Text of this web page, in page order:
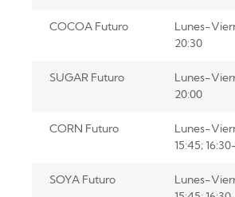
COCOA Futuro
Lunes-
20:30
SUGAR Futuro
Lunes-
20:00
CORN Futuro
Lunes-
15:45;
SOYA Futuro
Lunes-